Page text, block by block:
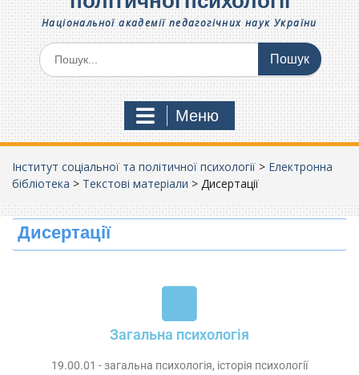
Національної академії педагогічних наук України
Меню
Інститут соціальної та політичної психології > Електронна
бібліотека > Текстові матеріали > Дисертації
Дисертації
Загальна психологія
19.00.01 - загальна психологія, історія психології